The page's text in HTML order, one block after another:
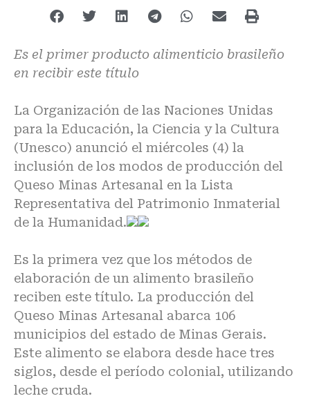
Es el primer producto alimenticio brasileño
en recibir este título
La Organización de las Naciones Unidas
para la Educación, la Ciencia y la Cultura
(Unesco) anunció el miércoles (4) la
inclusión de los modos de producción del
Queso Minas Artesanal en la Lista
Representativa del Patrimonio Inmaterial
de la Humanidad.
Es la primera vez que los métodos de
elaboración de un alimento brasileño
reciben este título. La producción del
Queso Minas Artesanal abarca 106
municipios del estado de Minas Gerais.
Este alimento se elabora desde hace tres
siglos, desde el período colonial, utilizando
leche cruda.